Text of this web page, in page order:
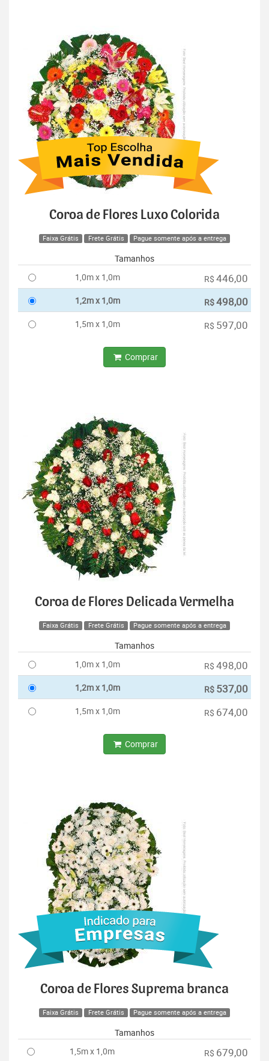
Coroa de Flores Luxo Colorida
Faixa Grátis Frete Grátis Pague somente após a entrega
Tamanhos
1,0m x 1,0m
R$ 446,00
1,2m x 1,0m R$498,00
1,5m x 1,0m R$ 597,00
Comprar
Coroa de Flores Delicada Vermelha
Faixa Grátis Frete Grátis Pague somente após a entrega
Tamanhos
1,0m x 1,0m
R$ 498,00
1,2m x 1,0m R$ 537,00
1,5m x 1,0m R$ 674,00
Comprar
Coroa de Flores Suprema branca
Faixa Grátis Frete Grátis Pague somente após a entrega
Tamanhos
1,5m x 1,0m
R$ 679,00